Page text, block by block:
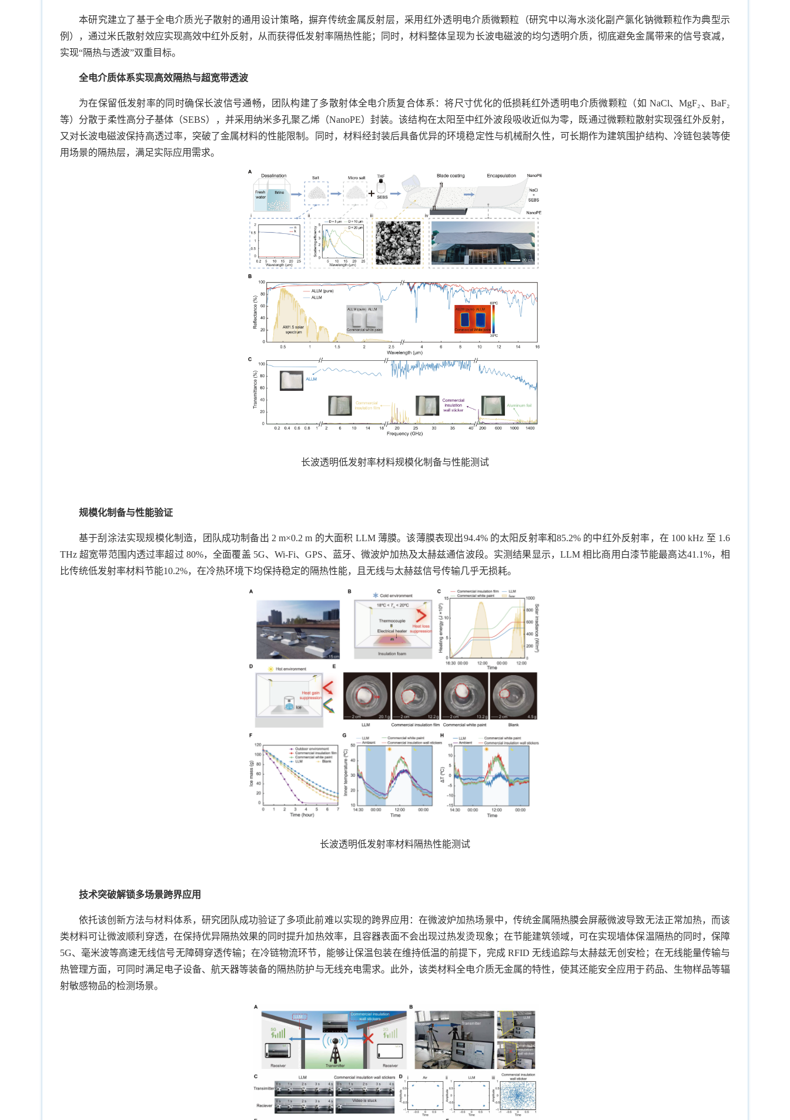
本研究建立了基于全电介质光子散射的通用设计策略，摒弃传统金属反射层，采用红外透明电介质微颗粒（研究中以海水淡化副产氯化钠微颗粒作为典型示
例），通过米氏散射效应实现高效中红外反射，从而获得低发射率隔热性能；同时，材料整体呈现为长波电磁波的均匀透明介质，彻底避免金属带来的信号衰减，
实现“隔热与透波”双重目标。
全电介质体系实现高效隔热与超宽带透波
为在保留低发射率的同时确保长波信号通畅，团队构建了多散射体全电介质复合体系：将尺寸优化的低损耗红外透明电介质微颗粒（如 NaCl、MgF₂、BaF₂
等）分散于柔性高分子基体（SEBS），并采用纳米多孔聚乙烯（NanoPE）封装。该结构在太阳至中红外波段吸收近似为零，既通过微颗粒散射实现强红外反射，
又对长波电磁波保持高透过率，突破了金属材料的性能限制。同时，材料经封装后具备优异的环境稳定性与机械耐久性，可长期作为建筑围护结构、冷链包装等使
用场景的隔热层，满足实际应用需求。
长波透明低发射率材料规模化制备与性能测试
规模化制备与性能验证
基于刮涂法实现规模化制造，团队成功制备出 2 m×0.2 m 的大面积 LLM 薄膜。该薄膜表现出94.4% 的太阳反射率和85.2% 的中红外反射率，在 100 kHz 至 1.6
THz 超宽带范围内透过率超过 80%，全面覆盖 5G、Wi‑Fi、GPS、蓝牙、微波炉加热及太赫兹通信波段。实测结果显示，LLM 相比商用白漆节能最高达41.1%，相
比传统低发射率材料节能10.2%，在冷热环境下均保持稳定的隔热性能，且无线与太赫兹信号传输几乎无损耗。
长波透明低发射率材料隔热性能测试
技术突破解锁多场景跨界应用
依托该创新方法与材料体系，研究团队成功验证了多项此前难以实现的跨界应用：在微波炉加热场景中，传统金属隔热膜会屏蔽微波导致无法正常加热，而该
类材料可让微波顺利穿透，在保持优异隔热效果的同时提升加热效率，且容器表面不会出现过热发烫现象；在节能建筑领域，可在实现墙体保温隔热的同时，保障
5G、毫米波等高速无线信号无障碍穿透传输；在冷链物流环节，能够让保温包装在维持低温的前提下，完成 RFID 无线追踪与太赫兹无创安检；在无线能量传输与
热管理方面，可同时满足电子设备、航天器等装备的隔热防护与无线充电需求。此外，该类材料全电介质无金属的特性，使其还能安全应用于药品、生物样品等辐
射敏感物品的检测场景。